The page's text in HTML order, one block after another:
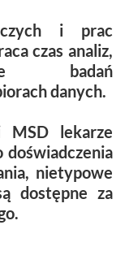
i prac
czas analiz,
badań
danych.
MSD lekarze
doświadczenia
nietypowe
dostępne za